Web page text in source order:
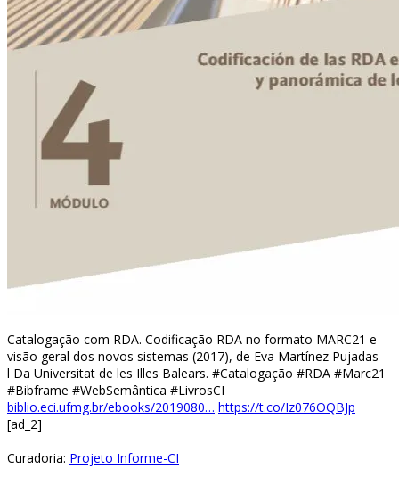
Catalogação com RDA. Codificação RDA no formato MARC21 e
visão geral dos novos sistemas (2017), de Eva Martínez Pujadas
l Da Universitat de les Illes Balears. #Catalogação #RDA #Marc21
#Bibframe #WebSemântica #LivrosCI
biblio.eci.ufmg.br/ebooks/2019080… https://t.co/Iz076OQBJp
[ad_2]
Curadoria: Projeto Informe-CI